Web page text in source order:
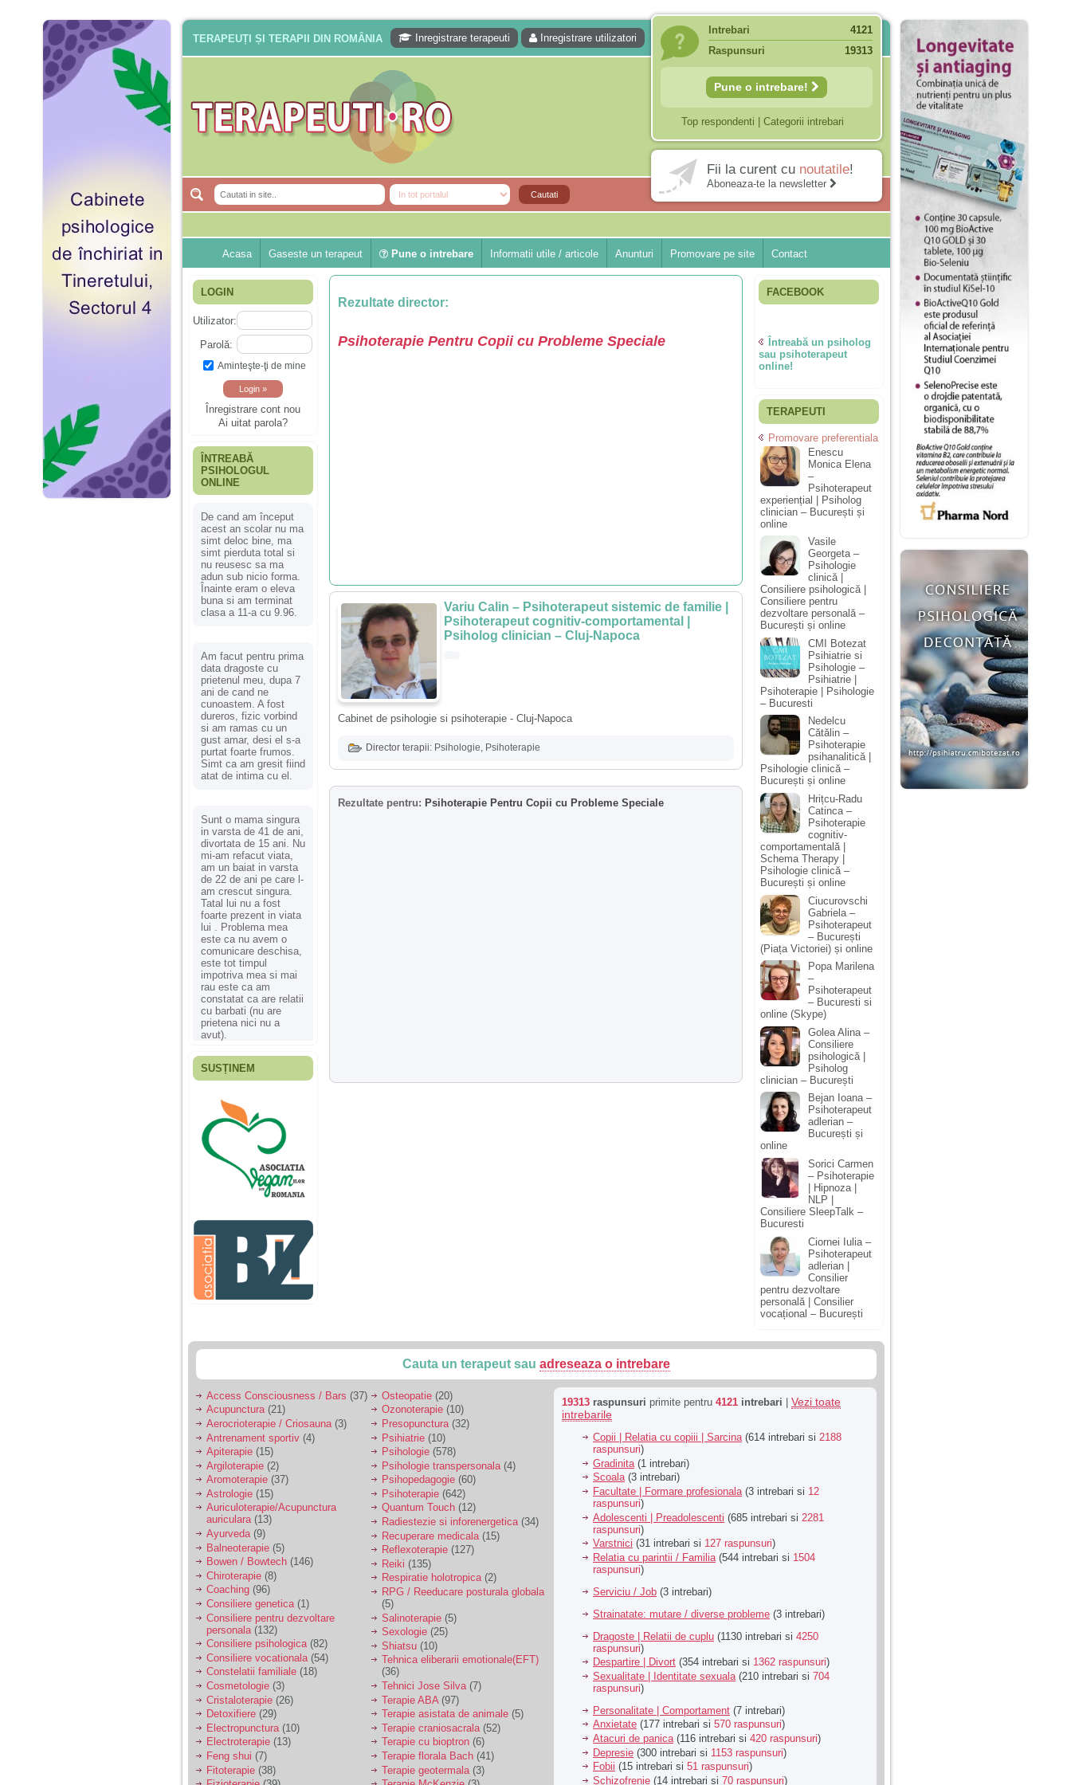
TERAPEUȚI ȘI TERAPII DIN ROMÂNIA Inregistrare terapeuti Inregistrare utilizatori
Intrebari
4121
Raspunsuri
19313
Pune o intrebare!
Top respondenti Categorii intrebari
Fii la curent cu noutatile!
Aboneaza-te la newsletter
Acasa Gaseste un terapeut Pune o intrebare Informatii utile / articole Anunturi Promovare pe site Contact
LOGIN
Utilizator:
Parolă:
Aminteşte-ţi de mine
Înregistrare cont nou
Ai uitat parola?
ÎNTREABĂ
PSIHOLOGUL
ONLINE
De cand am început
acest an scolar nu ma
simt deloc bine, ma
simt pierduta total si
nu reusesc sa ma
adun sub nicio forma.
Înainte eram o eleva
buna si am terminat
clasa a 11-a cu 9.96.
Am facut pentru prima
data dragoste cu
prietenul meu, dupa 7
ani de cand ne
cunoastem. A fost
dureros, fizic vorbind
si am ramas cu un
gust amar, desi el s-a
purtat foarte frumos.
Simt ca am gresit fiind
atat de intima cu el.
Sunt o mama singura
in varsta de 41 de ani,
divortata de 15 ani. Nu
mi-am refacut viata,
am un baiat in varsta
de 22 de ani pe care l-
am crescut singura.
Tatal lui nu a fost
foarte prezent in viata
lui . Problema mea
este ca nu avem o
comunicare deschisa,
este tot timpul
impotriva mea si mai
rau este ca am
constatat ca are relatii
cu barbati (nu are
prietena nici nu a
avut).
Fiica mea s-a nascut
ani, privind in urma
realizez cat de multe
greseli am facut in
educatia si cresterea
ei, am fost o mama
egoista, preocupata
de implinirea
profesionala, cand ea
era mica am neglijat-
agresiva, orice
greseala era taxata cu
o palma sau pedepse.
De 4 ani am o relatie
serioasa cu un barbat
sa se manifeste o
Ma aflu aici pentru ca
vreau sa stiu daca am
nevoie de un psiholog
sau psihiatru.
Sunt casatorita, am
31 de ani si un copil in
varsta de 2 ani care
mi-e lumina ochilor.
De ceva timp simt ca
mi s-a adunat
oboseala, o oboseala
cronica de care nu pot
scapa si simt ca din
cauza ei nu pot
controla nervii si
cateodata are copilul
de suferit.
Am o bariera peste
care nu pot trece:
prietena mea a ramas
insarcinata cu o fata.
Am fost de comun
acord sa facem un
copil, cu gandul ca e
baiat.
SUSȚINEM
Rezultate director:
Psihoterapie Pentru Copii cu Probleme Speciale
Variu Calin – Psihoterapeut sistemic de familie |
Psihoterapeut cognitiv-comportamental |
Psiholog clinician – Cluj-Napoca
Cabinet de psihologie si psihoterapie - Cluj-Napoca
Director terapii: Psihologie, Psihoterapie
Rezultate pentru: Psihoterapie Pentru Copii cu Probleme Speciale
FACEBOOK
Întreabă un psiholog
sau psihoterapeut
online!
TERAPEUTI
Promovare preferentiala
Enescu
Monica Elena
–
Psihoterapeut
experiențial | Psiholog
clinician – București și
online
Vasile
Georgeta –
Psihologie
clinică |
Consiliere psihologică |
Consiliere pentru
dezvoltare personală –
București și online
CMI Botezat
Psihiatrie si
Psihologie –
Psihiatrie |
Psihoterapie | Psihologie
– Bucuresti
Nedelcu
Cătălin –
Psihoterapie
psihanalitică |
Psihologie clinică –
București și online
Hrițcu-Radu
Catinca –
Psihoterapie
cognitiv-
comportamentală |
Schema Therapy |
Psihologie clinică –
București și online
Ciucurovschi
Gabriela –
Psihoterapeut
– București
(Piața Victoriei) și online
Popa Marilena
–
Psihoterapeut
– Bucuresti si
online (Skype)
Golea Alina –
Consiliere
psihologică |
Psiholog
clinician – București
Bejan Ioana –
Psihoterapeut
adlerian –
București și
online
Sorici Carmen
– Psihoterapie
| Hipnoza |
NLP |
Consiliere SleepTalk –
Bucuresti
Ciornei Iulia –
Psihoterapeut
adlerian |
Consilier
pentru dezvoltare
personală | Consilier
vocațional – București
Cauta un terapeut sau adreseaza o intrebare
Access Consciousness / Bars (37)
Acupunctura(21)
Aerocrioterapie / Criosauna (3)
Antrenament sportiv (4)
Apiterapie (15)
Argiloterapie (2)
Aromoterapie (37)
Astrologie (15)
Auriculoterapie/Acupunctura
auriculara(13)
Ayurveda(9)
Balneoterapie (5)
Bowen / Bowtech (146)
Chiroterapie (8)
Coaching (96)
Consiliere genetica(1)
Consiliere pentru dezvoltare
personala (132)
Consiliere psihologica(82)
Consiliere vocationala (54)
Constelatii familiale (18)
Cosmetologie (3)
Cristaloterapie (26)
Detoxifiere (29)
Electropunctura (10)
Electroterapie (13)
Feng shui (7)
Fitoterapie (38)
Osteopatie (20)
Ozonoterapie (10)
Presopunctura (32)
Psihiatrie (10)
Psihologie (578)
Psihologie transpersonala (4)
Psihopedagogie (60)
Psihoterapie (642)
Quantum Touch (12)
Radiestezie si inforenergetica(34)
Recuperare medicala (15)
Reflexoterapie (127)
Reiki (135)
Respiratie holotropica(2)
RPG / Reeducare posturala globala
(5)
Salinoterapie (5)
Sexologie (25)
Shiatsu (10)
Tehnica eliberarii emotionale(EFT)
(36)
Tehnici Jose Silva(7)
Terapie ABA (97)
Terapie asistata de animale (5)
Terapie craniosacrala (52)
Terapie cu bioptron (6)
Terapie florala Bach (41)
Terapie geotermala (3)
19313 raspunsuri primite pentru 4121 intrebari
Vezi toate
intrebarile
Copii | Relatia cu copiii | Sarcina(614 intrebari si 2188
raspunsuri)
Gradinita (1 intrebari)
Scoala(3 intrebari)
Facultate | Formare profesionala (3 intrebari si 12
raspunsuri)
Adolescenti | Preadolescenti (685 intrebari si 2281
raspunsuri)
Varstnici (31 intrebari si 127 raspunsuri)
Relatia cu parintii / Familia (544 intrebari si 1504
raspunsuri)
Serviciu / Job (3 intrebari)
Strainatate: mutare / diverse probleme (3 intrebari)
Dragoste | Relatii de cuplu (1130 intrebari si 4250
raspunsuri)
Despartire | Divort (354 intrebari si 1362 raspunsuri)
Sexualitate | Identitate sexuala (210 intrebari si 704
raspunsuri)
Personalitate | Comportament (7 intrebari)
Anxietate (177 intrebari si 570 raspunsuri)
Atacuri de panica(116 intrebari si 420 raspunsuri)
Depresie (300 intrebari si 1153 raspunsuri)
Fobii (15 intrebari si 51 raspunsuri)
Schizofrenie (14 intrebari si 70 raspunsuri)